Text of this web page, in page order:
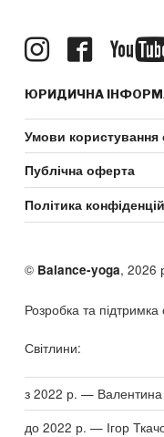
ЮРИДИЧНА
Умови користування
Публічна оферта
Політика
© Balance-yoga, 2026
Розробка та
Світлини:
з 2022 р. —
до 2022 р. — Ігор